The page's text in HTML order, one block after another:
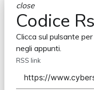
close
Codice
Clicca sul pulsante
negli appunti.
RSS link